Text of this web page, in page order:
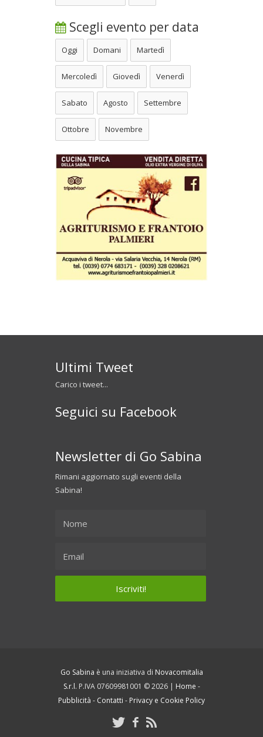
Scegli evento per data
Oggi Domani Martedì
Mercoledì Giovedì Venerdì
Sabato Agosto Settembre
Ottobre Novembre
Ultimi Tweet
Carico i tweet...
Seguici su Facebook
Newsletter di Go Sabina
Rimani aggiornato sugli eventi della
Sabina!
Go Sabina è una iniziativa di Novacomitalia
S.r.l. P.IVA 07609981001 © 2026 | Home -
Pubblicità - Contatti - Privacy e Cookie Policy